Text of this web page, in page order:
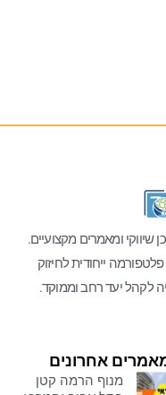
שיווקי ומאמרים מקצועיים.
ייחודית לחיזוק
לקהל יעד רחב וממוקד.
אחרונים
מנוף הרמה קטן